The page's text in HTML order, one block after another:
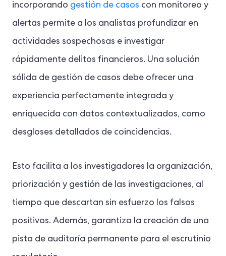
incorporando gestión de casos con monitoreo y
alertas permite a los analistas profundizar en
actividades sospechosas e investigar
rápidamente delitos financieros. Una solución
sólida de gestión de casos debe ofrecer una
experiencia perfectamente integrada y
enriquecida con datos contextualizados, como
desgloses detallados de coincidencias.
Esto facilita a los investigadores la organización,
priorización y gestión de las investigaciones, al
tiempo que descartan sin esfuerzo los falsos
positivos. Además, garantiza la creación de una
pista de auditoría permanente para el escrutinio